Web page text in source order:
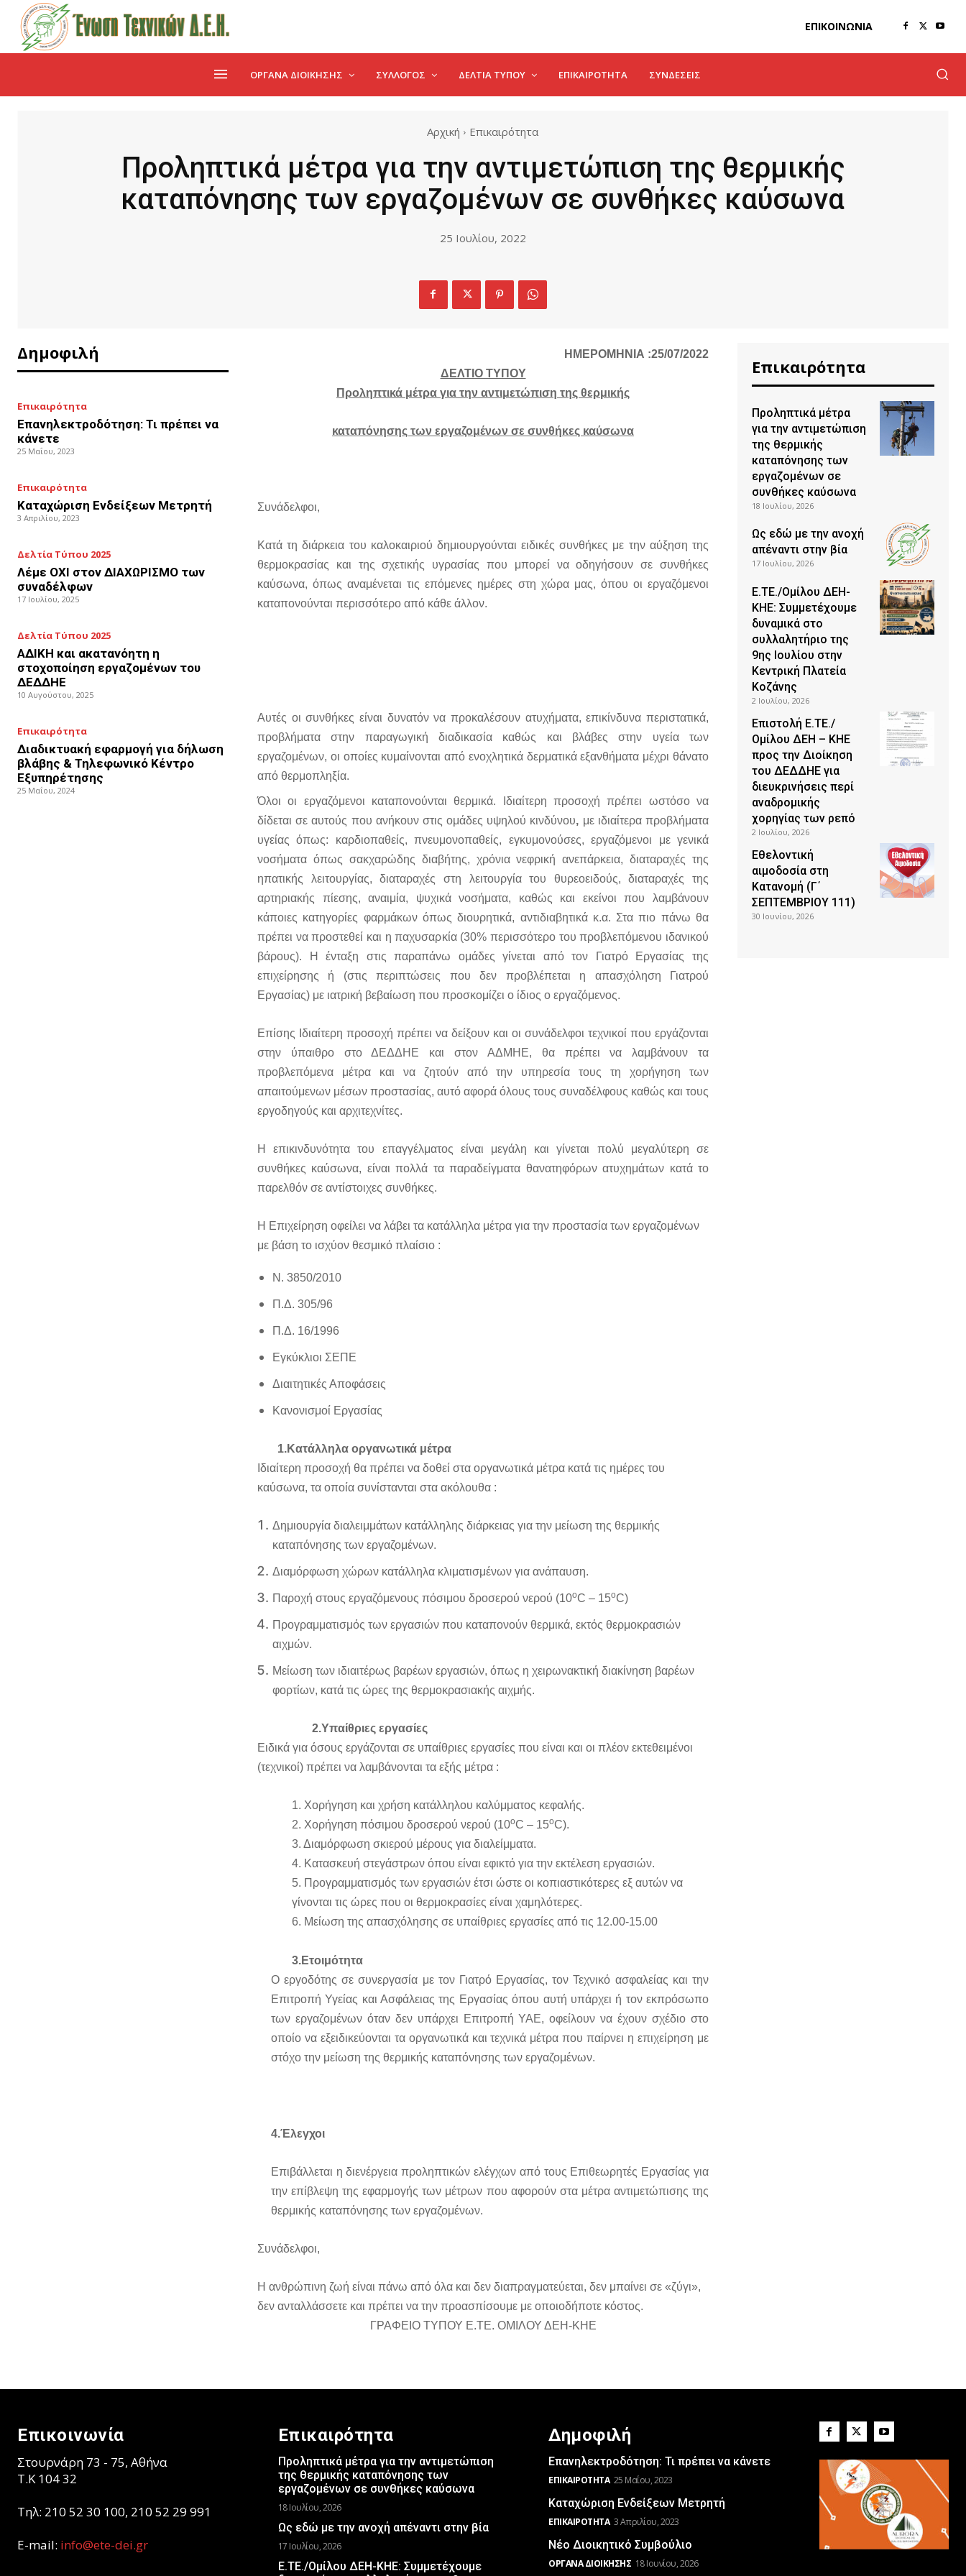
ΕΠΙΚΟΙΝΩΝΊΑ
ΌΡΓΑΝΑ ΔΙΟΊΚΗΣΗΣ ΣΥΛΛΟΓΟΣ ΔΕΛΤΊΑ ΤΎΠΟΥ ΕΠΙΚΑΙΡΌΤΗΤΑ ΣΥΝΔΈΣΕΙΣ
Αρχική Επικαιρότητα
Προληπτικά μέτρα για την αντιμετώπιση της θερμικής
καταπόνησης των εργαζομένων σε συνθήκες καύσωνα
25 Ιουλίου, 2022
Δημοφιλή
Επικαιρότητα
Επανηλεκτροδότηση: Τι πρέπει να
κάνετε
25 Μαΐου, 2023
Επικαιρότητα
Καταχώριση Ενδείξεων Μετρητή
3 Απριλίου, 2023
Δελτία Τύπου 2025
Λέμε ΟΧΙ στον ΔΙΑΧΩΡΙΣΜΟ των
συναδέλφων
17 Ιουλίου, 2025
Δελτία Τύπου 2025
ΑΔΙΚΗ και ακατανόητη η
στοχοποίηση εργαζομένων του
ΔΕΔΔΗΕ
10 Αυγούστου, 2025
Επικαιρότητα
Διαδικτυακή εφαρμογή για δήλωση
βλάβης & Τηλεφωνικό Κέντρο
Εξυπηρέτησης
25 Μαΐου, 2024
ΗΜΕΡΟΜΗΝΙΑ :25/07/2022
ΔΕΛΤΙΟ ΤΥΠΟΥ
Προληπτικά μέτρα για την αντιμετώπιση της θερμικής
καταπόνησης των εργαζομένων σε συνθήκες καύσωνα
Συνάδελφοι,
Κατά τη διάρκεια του καλοκαιριού δημιουργούνται ειδικές συνθήκες με την αύξηση της
θερμοκρασίας και της σχετικής υγρασίας που μπορεί να οδηγήσουν σε συνθήκες
καύσωνα, όπως αναμένεται τις επόμενες ημέρες στη χώρα μας, όπου οι εργαζόμενοι
καταπονούνται περισσότερο από κάθε άλλον.
Αυτές οι συνθήκες είναι δυνατόν να προκαλέσουν ατυχήματα, επικίνδυνα περιστατικά,
προβλήματα στην παραγωγική διαδικασία καθώς και βλάβες στην υγεία των
εργαζομένων, οι οποίες κυμαίνονται από ενοχλητικά δερματικά εξανθήματα μέχρι θάνατο
από θερμοπληξία.
Όλοι οι εργαζόμενοι καταπονούνται θερμικά. Ιδιαίτερη προσοχή πρέπει ωστόσο να
δίδεται σε αυτούς που ανήκουν στις ομάδες υψηλού κινδύνου, με ιδιαίτερα προβλήματα
υγείας όπως: καρδιοπαθείς, πνευμονοπαθείς, εγκυμονούσες, εργαζόμενοι με γενικά
νοσήματα όπως σακχαρώδης διαβήτης, χρόνια νεφρική ανεπάρκεια, διαταραχές της
ηπατικής λειτουργίας, διαταραχές στη λειτουργία του θυρεοειδούς, διαταραχές της
αρτηριακής πίεσης, αναιμία, ψυχικά νοσήματα, καθώς και εκείνοι που λαμβάνουν
κάποιες κατηγορίες φαρμάκων όπως διουρητικά, αντιδιαβητικά κ.α. Στα πιο πάνω θα
πρέπει να προστεθεί και η παχυσαρκία (30% περισσότερο του προβλεπόμενου ιδανικού
βάρους). Η ένταξη στις παραπάνω ομάδες γίνεται από τον Γιατρό Εργασίας της
επιχείρησης ή (στις περιπτώσεις που δεν προβλέπεται η απασχόληση Γιατρού
Εργασίας) με ιατρική βεβαίωση που προσκομίζει ο ίδιος ο εργαζόμενος.
Επίσης Ιδιαίτερη προσοχή πρέπει να δείξουν και οι συνάδελφοι τεχνικοί που εργάζονται
στην ύπαιθρο στο ΔΕΔΔΗΕ και στον ΑΔΜΗΕ, θα πρέπει να λαμβάνουν τα
προβλεπόμενα μέτρα και να ζητούν από την υπηρεσία τους τη χορήγηση των
απαιτούμενων μέσων προστασίας, αυτό αφορά όλους τους συναδέλφους καθώς και τους
εργοδηγούς και αρχιτεχνίτες.
Η επικινδυνότητα του επαγγέλματος είναι μεγάλη και γίνεται πολύ μεγαλύτερη σε
συνθήκες καύσωνα, είναι πολλά τα παραδείγματα θανατηφόρων ατυχημάτων κατά το
παρελθόν σε αντίστοιχες συνθήκες.
Η Επιχείρηση οφείλει να λάβει τα κατάλληλα μέτρα για την προστασία των εργαζομένων
με βάση το ισχύον θεσμικό πλαίσιο :
Ν. 3850/2010
Π.Δ. 305/96
Π.Δ. 16/1996
Εγκύκλιοι ΣΕΠΕ
Διαιτητικές Αποφάσεις
Κανονισμοί Εργασίας
1.Κατάλληλα οργανωτικά μέτρα
Ιδιαίτερη προσοχή θα πρέπει να δοθεί στα οργανωτικά μέτρα κατά τις ημέρες του
καύσωνα, τα οποία συνίστανται στα ακόλουθα :
Δημιουργία διαλειμμάτων κατάλληλης διάρκειας για την μείωση της θερμικής
καταπόνησης των εργαζομένων.
Διαμόρφωση χώρων κατάλληλα κλιματισμένων για ανάπαυση.
Παροχή στους εργαζόμενους πόσιμου δροσερού νερού (10οC – 15οC)
Προγραμματισμός των εργασιών που καταπονούν θερμικά, εκτός θερμοκρασιών
αιχμών.
Μείωση των ιδιαιτέρως βαρέων εργασιών, όπως η χειρωνακτική διακίνηση βαρέων
φορτίων, κατά τις ώρες της θερμοκρασιακής αιχμής.
2.Υπαίθριες εργασίες
Ειδικά για όσους εργάζονται σε υπαίθριες εργασίες που είναι και οι πλέον εκτεθειμένοι
(τεχνικοί) πρέπει να λαμβάνονται τα εξής μέτρα :
1. Χορήγηση και χρήση κατάλληλου καλύμματος κεφαλής.
2. Χορήγηση πόσιμου δροσερού νερού (10οC – 15οC).
3. Διαμόρφωση σκιερού μέρους για διαλείμματα.
4. Κατασκευή στεγάστρων όπου είναι εφικτό για την εκτέλεση εργασιών.
5. Προγραμματισμός των εργασιών έτσι ώστε οι κοπιαστικότερες εξ αυτών να
γίνονται τις ώρες που οι θερμοκρασίες είναι χαμηλότερες.
6. Μείωση της απασχόλησης σε υπαίθριες εργασίες από τις 12.00-15.00
3.Ετοιμότητα
Ο εργοδότης σε συνεργασία με τον Γιατρό Εργασίας, τον Τεχνικό ασφαλείας και την
Επιτροπή Υγείας και Ασφάλειας της Εργασίας όπου αυτή υπάρχει ή τον εκπρόσωπο
των εργαζομένων όταν δεν υπάρχει Επιτροπή ΥΑΕ, οφείλουν να έχουν σχέδιο στο
οποίο να εξειδικεύονται τα οργανωτικά και τεχνικά μέτρα που παίρνει η επιχείρηση με
στόχο την μείωση της θερμικής καταπόνησης των εργαζομένων.
4.Έλεγχοι
Επιβάλλεται η διενέργεια προληπτικών ελέγχων από τους Επιθεωρητές Εργασίας για
την επίβλεψη της εφαρμογής των μέτρων που αφορούν στα μέτρα αντιμετώπισης της
θερμικής καταπόνησης των εργαζομένων.
Συνάδελφοι,
Η ανθρώπινη ζωή είναι πάνω από όλα και δεν διαπραγματεύεται, δεν μπαίνει σε «ζύγι»,
δεν ανταλλάσσετε και πρέπει να την προασπίσουμε με οποιοδήποτε κόστος.
ΓΡΑΦΕΙΟ ΤΥΠΟΥ Ε.ΤΕ. ΟΜΙΛΟΥ ΔΕΗ-ΚΗΕ
Επικαιρότητα
Προληπτικά μέτρα
για την αντιμετώπιση
της θερμικής
καταπόνησης των
εργαζομένων σε
συνθήκες καύσωνα
18 Ιουλίου, 2026
Ως εδώ με την ανοχή
απέναντι στην βία
17 Ιουλίου, 2026
Ε.ΤΕ./Ομίλου ΔΕΗ-
ΚΗΕ: Συμμετέχουμε
δυναμικά στο
συλλαλητήριο της
9ης Ιουλίου στην
Κεντρική Πλατεία
Κοζάνης
2 Ιουλίου, 2026
Επιστολή Ε.ΤΕ./
Ομίλου ΔΕΗ – ΚΗΕ
προς την Διοίκηση
του ΔΕΔΔΗΕ για
διευκρινήσεις περί
αναδρομικής
χορηγίας των ρεπό
2 Ιουλίου, 2026
Εθελοντική
αιμοδοσία στη
Κατανομή (Γ΄
ΣΕΠΤΕΜΒΡΙΟΥ 111)
30 Ιουνίου, 2026
Επικοινωνία
Στουρνάρη 73 - 75, Αθήνα
T.K 104 32
Τηλ: 210 52 30 100, 210 52 29 991
E-mail: info@ete-dei.gr
Επικαιρότητα
Προληπτικά μέτρα για την αντιμετώπιση
της θερμικής καταπόνησης των
εργαζομένων σε συνθήκες καύσωνα
18 Ιουλίου, 2026
Ως εδώ με την ανοχή απέναντι στην βία
17 Ιουλίου, 2026
Ε.ΤΕ./Ομίλου ΔΕΗ-ΚΗΕ: Συμμετέχουμε
Δημοφιλή
Επανηλεκτροδότηση: Τι πρέπει να κάνετε
ΕΠΙΚΑΙΡΌΤΗΤΑ 25 Μαΐου, 2023
Καταχώριση Ενδείξεων Μετρητή
ΕΠΙΚΑΙΡΌΤΗΤΑ 3 Απριλίου, 2023
Νέο Διοικητικό Συμβούλιο
ΌΡΓΑΝΑ ΔΙΟΊΚΗΣΗΣ 18 Ιουνίου, 2026